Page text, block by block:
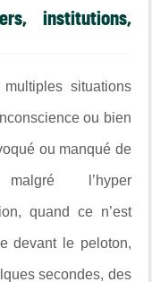
institutions,
situations
ou bien
ou manqué de
l’hyper
quand ce n’est
devant le peloton,
secondes, des